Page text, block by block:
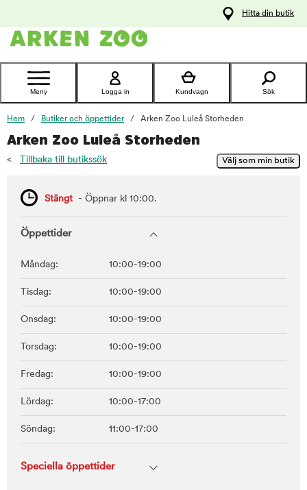
Kontakta
Hitta din butik
Meny Logga in Kundvagn Sök
Hem Butiker och öppettider Arken Zoo Luleå Storheden
Arken Zoo Luleå Storheden
< Tillbaka till butikssök
Stängt - Öppnar kl 10:00.
Öppettider
Måndag: 10:00-19:00
Tisdag: 10:00-19:00
Onsdag: 10:00-19:00
Torsdag: 10:00-19:00
Fredag: 10:00-19:00
Lördag: 10:00-17:00
Söndag: 11:00-17:00
Speciella öppettider